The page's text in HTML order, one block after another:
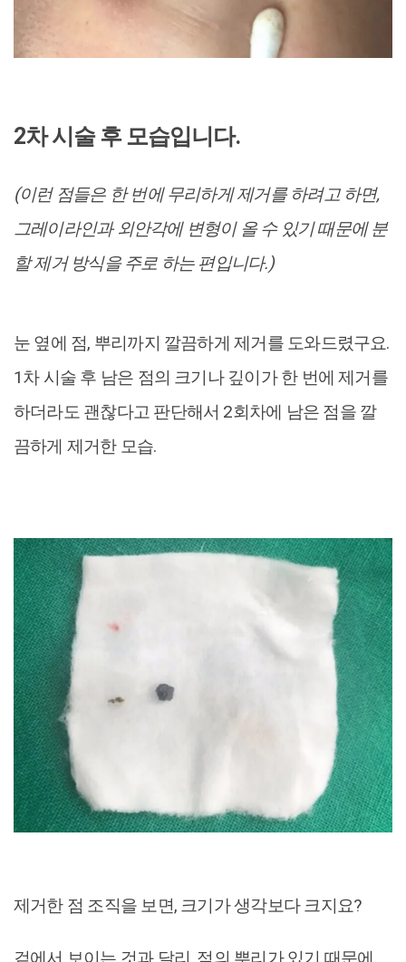
2차 시술 후 모습입니다.
(이런 점들은 한 번에 무리하게 제거를 하려고 하면,
그레이라인과 외안각에 변형이 올 수 있기 때문에 분
할 제거 방식을 주로 하는 편입니다.)
눈 옆에 점, 뿌리까지 깔끔하게 제거를 도와드렸구요.
1차 시술 후 남은 점의 크기나 깊이가 한 번에 제거를
하더라도 괜찮다고 판단해서 2회차에 남은 점을 깔
끔하게 제거한 모습.
제거한 점 조직을 보면, 크기가 생각보다 크지요?
겉에서 보이는 것과 달리, 점의 뿌리가 있기 때문에